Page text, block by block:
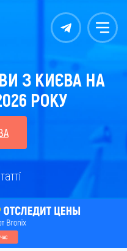
Контакты Меню
З КИЄВА НА
РОКУ